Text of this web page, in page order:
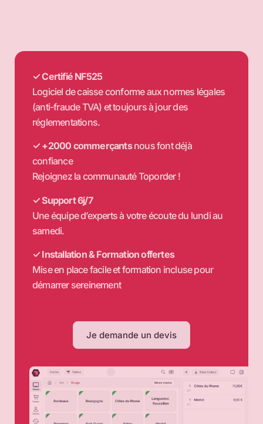
✓ Certifié NF525
Logiciel de caisse conforme aux normes légales
(anti-fraude TVA) et toujours à jour des
réglementations.
✓ +2000 commerçantsnous font déjà
confiance
Rejoignez la communauté Toporder !
✓ Support 6j/7
Une équipe d’experts à votre écoute du lundi au
samedi.
✓ Installation & Formation offertes
Mise en place facile et formation incluse pour
démarrer sereinement
Je demande un devis